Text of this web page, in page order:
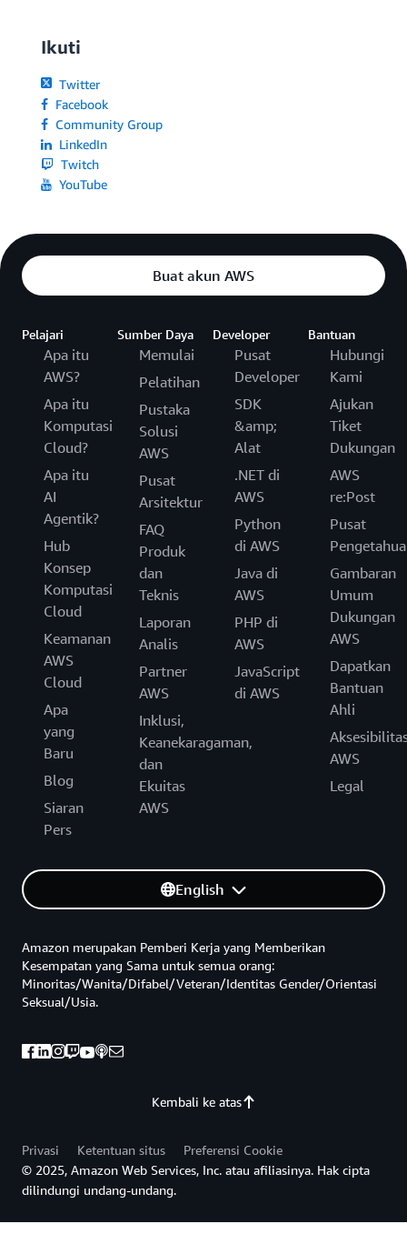
Ikuti
Twitter
Facebook
Community Group
LinkedIn
Twitch
YouTube
Buat akun AWS
Pelajari
Apa itu
AWS?
Apa itu
Komputasi
Cloud?
Apa itu
AI
Agentik?
Hub
Konsep
Komputasi
Cloud
Keamanan
AWS
Cloud
Apa
yang
Baru
Blog
Siaran
Pers
Sumber Daya
Memulai
Pelatihan
Pustaka
Solusi
AWS
Pusat
Arsitektur
FAQ
Produk
dan
Teknis
Laporan
Analis
Partner
AWS
Inklusi,
Keanekaragaman,
dan
Ekuitas
AWS
Developer
Pusat
Developer
SDK
&amp;
Alat
.NET di
AWS
Python
di AWS
Java di
AWS
PHP di
AWS
JavaScript
di AWS
Bantuan
Hubungi
Kami
Ajukan
Tiket
Dukungan
AWS
re:Post
Pusat
Gambaran
Umum
Dukungan
AWS
Dapatkan
Bantuan
Ahli
AWS
Legal
English
Kembali ke atas
Amazon merupakan Pemberi Kerja yang Memberikan
Kesempatan yang Sama untuk semua orang:
Minoritas/Wanita/Difabel/Veteran/Identitas Gender/Orientasi
Seksual/Usia.
Privasi Ketentuan situs
Preferensi Cookie
© 2025, Amazon Web Services, Inc. atau afiliasinya. Hak cipta
dilindungi undang-undang.